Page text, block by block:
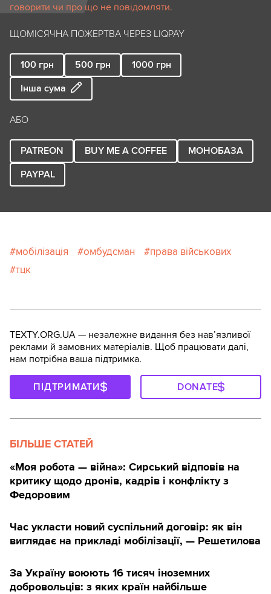
говорити чи про що не повідомляти.
ЩОМІСЯЧНА ПОЖЕРТВА ЧЕРЕЗ LIQPAY
100 грн 500 грн 1000 грн
Інша сума
АБО
PATREON BUY ME A COFFEE
МОНОБАЗА
PAYPAL
мобілізація омбудсман
права військових
тцк
TEXTY.ORG.UA — незалежне видання без навʼязливої
реклами й замовних матеріалів. Щоб працювати далі,
нам потрібна ваша підтримка.
ПІДТРИМАТИ DONATE
БІЛЬШЕ СТАТЕЙ
«Моя робота — війна»: Сирський відповів на
критику щодо дронів, кадрів і конфлікту з
Федоровим
Час укласти новий суспільний договір: як він
виглядає на прикладі мобілізації, — Решетилова
За Україну воюють 16 тисяч іноземних
добровольців: з яких країн найбільше